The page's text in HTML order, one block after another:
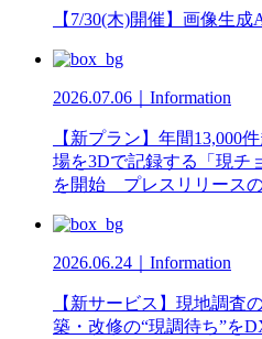
【7/30(木)開催】画像生
2026.07.06｜Information
【新プラン】年間13,000
場を3Dで記録する「現チ
を開始 プレスリリース
2026.06.24｜Information
【新サービス】現地調査
築・改修の“現調待ち”を